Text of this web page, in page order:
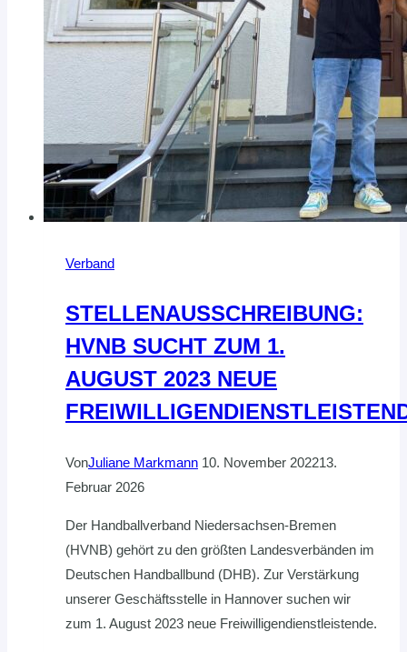
Verband
STELLENAUSSCHREIBUNG:
HVNB SUCHT ZUM 1.
AUGUST 2023 NEUE
VonJuliane Markmann 10. November 202213.
Februar 2026
Der Handballverband Niedersachsen-Bremen
(HVNB) gehört zu den größten Landesverbänden im
Deutschen Handballbund (DHB). Zur Verstärkung
unserer Geschäftsstelle in Hannover suchen wir
zum 1. August 2023 neue Freiwilligendienstleistende.